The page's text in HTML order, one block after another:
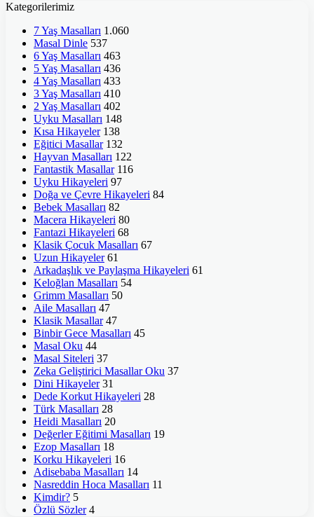
Kategorilerimiz
7 Yaş Masalları 1.060
Masal Dinle 537
6 Yaş Masalları 463
5 Yaş Masalları 436
4 Yaş Masalları 433
3 Yaş Masalları 410
2 Yaş Masalları 402
Uyku Masalları 148
Kısa Hikayeler 138
Eğitici Masallar 132
Hayvan Masalları 122
Fantastik Masallar 116
Uyku Hikayeleri 97
Doğa ve Çevre Hikayeleri 84
Bebek Masalları 82
Macera Hikayeleri 80
Fantazi Hikayeleri 68
Klasik Çocuk Masalları 67
Uzun Hikayeler 61
Arkadaşlık ve Paylaşma Hikayeleri 61
Keloğlan Masalları 54
Grimm Masalları 50
Aile Masalları 47
Klasik Masallar 47
Binbir Gece Masalları 45
Masal Oku 44
Masal Siteleri 37
Zeka Geliştirici Masallar Oku 37
Dini Hikayeler 31
Dede Korkut Hikayeleri 28
Türk Masalları 28
Heidi Masalları 20
Değerler Eğitimi Masalları 19
Ezop Masalları 18
Korku Hikayeleri 16
Adisebaba Masalları 14
Nasreddin Hoca Masalları 11
Kimdir? 5
Özlü Sözler 4